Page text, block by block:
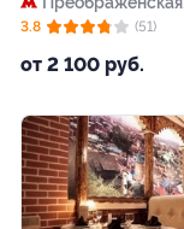
площадь
от 2 100 руб.
3.8 (51)